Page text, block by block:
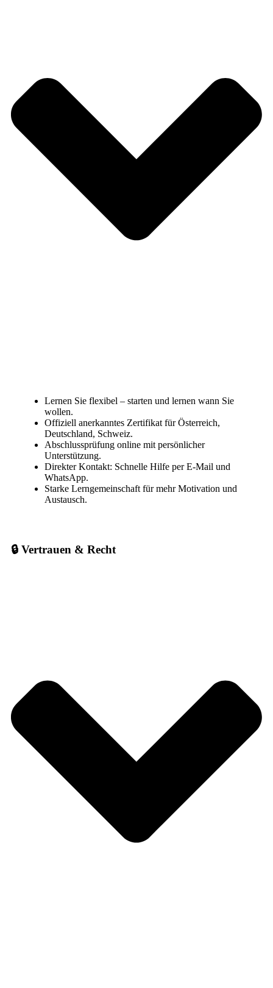
Lernen Sie flexibel – starten und lernen wann Sie
wollen.
Offiziell anerkanntes Zertifikat für Österreich,
Deutschland, Schweiz.
Abschlussprüfung online mit persönlicher
Unterstützung.
Direkter Kontakt: Schnelle Hilfe per E-Mail und
WhatsApp.
Starke Lerngemeinschaft für mehr Motivation und
Austausch.
🔒 Vertrauen & Recht